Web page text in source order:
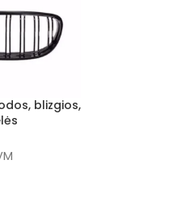
blizgios,